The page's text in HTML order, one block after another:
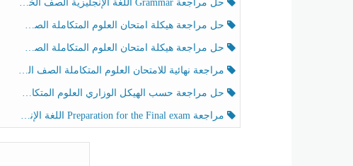
حل مراجعة Grammar اللغة الإنجليزية الصف الخامس الفصل الثالث
حل مراجعة هيكلة امتحان العلوم المتكاملة الصف الخامس انسبير الفصل الثالث
حل مراجعة هيكلة امتحان العلوم المتكاملة الصف الخامس عام الفصل الثالث
مراجعة نهائية للامتحان العلوم المتكاملة الصف الخامس انسبير الفصل الثالث
حل مراجعة حسب الهيكل الوزاري العلوم المتكاملة الصف الخامس عام الفصل الثالث
مراجعة Preparation for the Final exam اللغة الإنجليزية الصف الرابع الفصل الثالث